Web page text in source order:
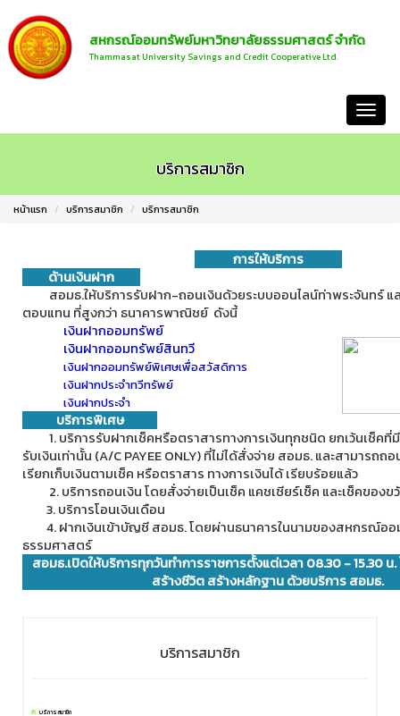
สหกรณ์ออมทรัพย์มหาวิทยาลัยธรรมศาสตร์ จำกัด
Thammasat University Savings and Credit Cooperative Ltd.
บริการสมาชิก
หน้าแรก บริการสมาชิก บริการสมาชิก
การให้บริการ
ด้านเงินฝาก
สอมธ.ให้บริการรับฝาก-ถอนเงินด้วยระบบออนไลน์ท่าพระจันทร์ แ
ตอบแทน ที่สูงกว่า ธนาคารพาณิชย์ ดังนี้
เงินฝากออมทรัพย์
เงินฝากออมทรัพย์สินทวี
เงินฝากออมทรัพย์พิเศษเพื่อสวัสดิการ
เงินฝากประจำทวีทรัพย์
เงินฝากประจำ
บริการพิเศษ
1. บริการรับฝากเช็คหรือตราสารทางการเงินทุกชนิด ยกเว้นเช็คที่
รับเงินเท่านั้น (A/C PAYEE ONLY) ที่ไม่ได้สั่งจ่าย สอมธ. และสามารถ
เรียกเก็บเงินตามเช็ค หรือตราสาร ทางการเงินได้ เรียบร้อยแล้ว
2. บริการถอนเงิน โดยสั่งจ่ายเป็นเช็ค แคชเชียร์เช็ค และเช็คของ
3. บริการโอนเงินเดือน
4. ฝากเงินเข้าบัญชี สอมธ. โดยผ่านธนาคารในนามของสหกรณ์อ
ธรรมศาสตร์
สอมธ.เปิดให้บริการทุกวันทำการราชการตั้งแต่เวลา 08.30 - 15.30
สร้างชีวิต สร้างหลักฐาน ด้วยบริการ สอมธ.
บริการสมาชิก
บริการสมาชิก